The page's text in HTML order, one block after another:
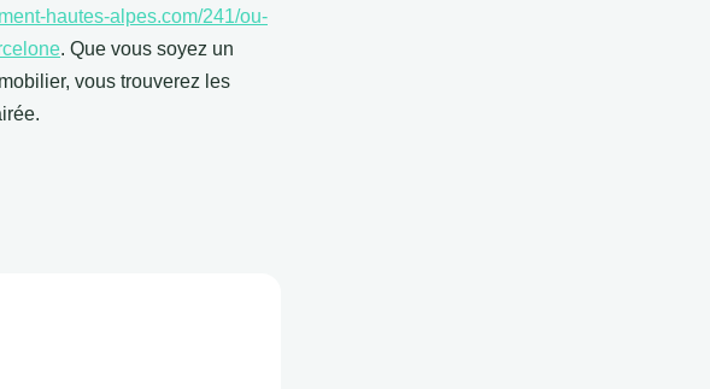
hautes-alpes.com/241/ou-
. Que vous soyez un
vous trouverez les